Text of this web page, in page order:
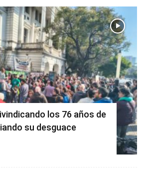
los 76 años de
su desguace